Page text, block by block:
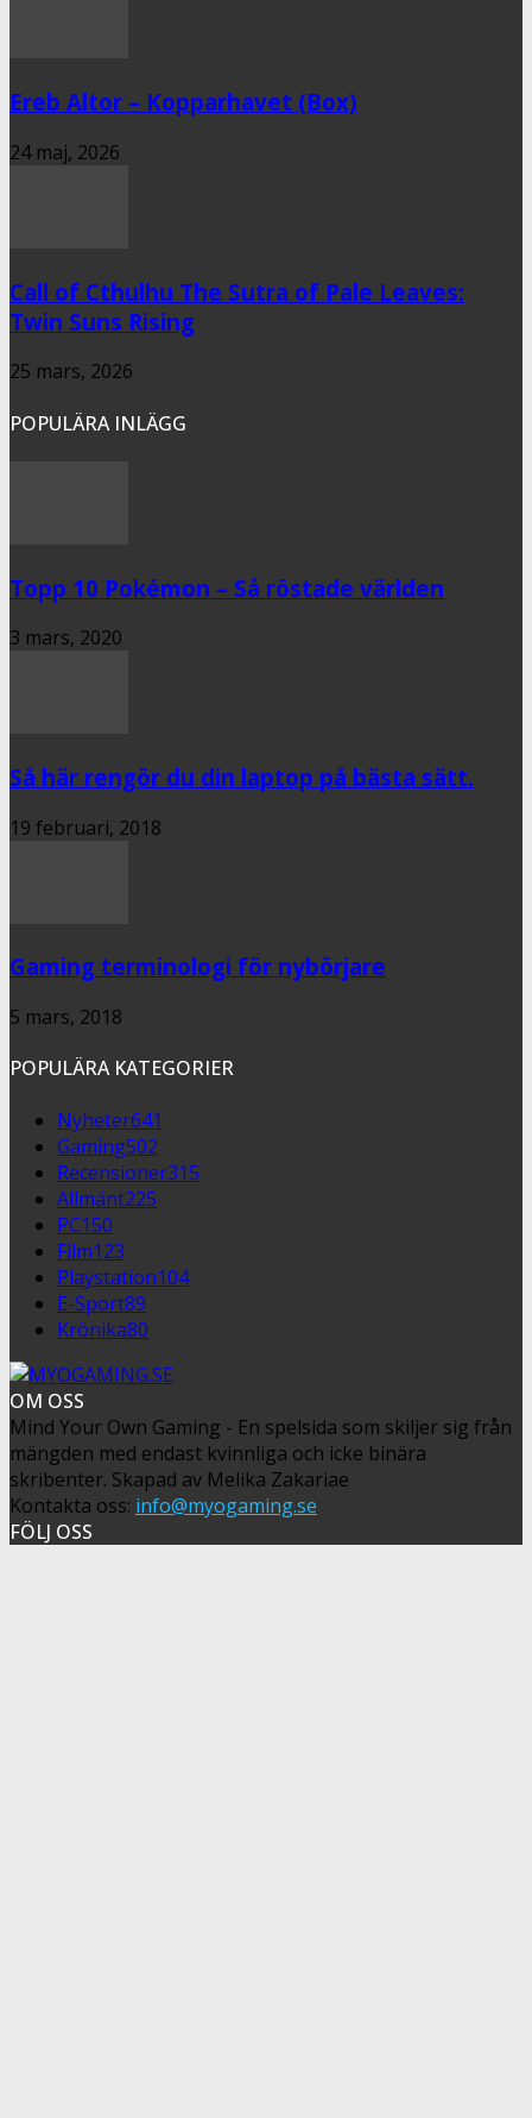
Ereb Altor – Kopparhavet (Box)
24 maj, 2026
Call of Cthulhu The Sutra of Pale Leaves:
Twin Suns Rising
25 mars, 2026
POPULÄRA INLÄGG
Topp 10 Pokémon – Så röstade världen
3 mars, 2020
Så här rengör du din laptop på bästa sätt.
19 februari, 2018
Gaming terminologi för nybörjare
5 mars, 2018
POPULÄRA KATEGORIER
Nyheter641
Gaming502
Recensioner315
Allmänt225
PC150
Film123
Playstation104
E-Sport89
Krönika80
OM OSS
Mind Your Own Gaming - En spelsida som skiljer sig från
mängden med endast kvinnliga och icke binära
skribenter. Skapad av Melika Zakariae
Kontakta oss: info@myogaming.se
FÖLJ OSS